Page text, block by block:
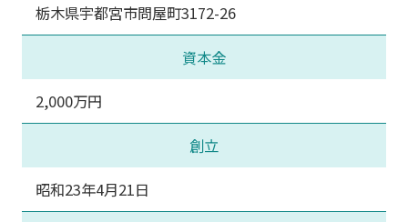
栃木県宇都宮市問屋町3172-26
資本金
2,000万円
創立
昭和23年4月21日